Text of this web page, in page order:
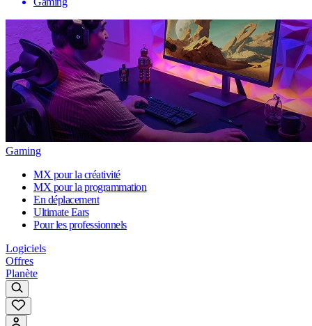
Gaming
MX pour la créativité
MX pour la programmation
En déplacement
Ultimate Ears
Pour les professionnels
Logiciels
Offres
Planète